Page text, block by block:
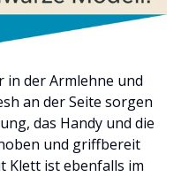
in der Armlehne und
an der Seite sorgen
das Handy und die
und griffbereit
Klett ist ebenfalls im